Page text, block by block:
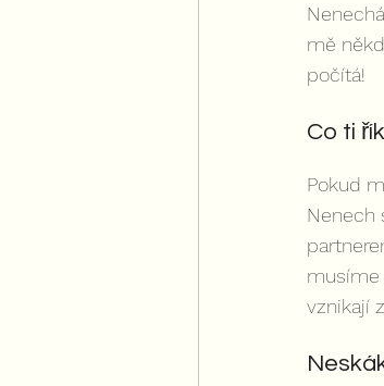
mě
počítá!
Co ti
Pokud
Nenech
musíme
vznikají